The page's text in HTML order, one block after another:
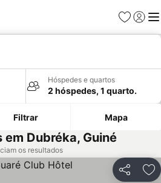
Favoritos
Iniciar
Hóspedes e quartos
2 hóspedes, 1 quarto.
Filtrar Mapa
Dubréka, Guiné
os resultados
Partilhar